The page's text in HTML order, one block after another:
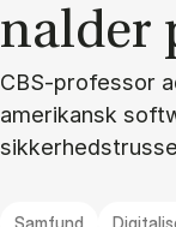
nal­der
CBS-professor
amerikansk
Samfund